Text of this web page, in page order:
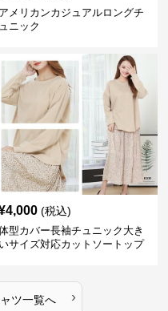
アメリカンカジュアルロングチ
ュニック
4,000 (税込)
型カバー長袖チュニック大き
いサイズ対応カットソートップ
ツ一覧へ ›